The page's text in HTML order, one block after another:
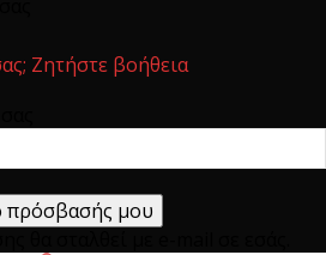
Ζητήστε βοήθεια